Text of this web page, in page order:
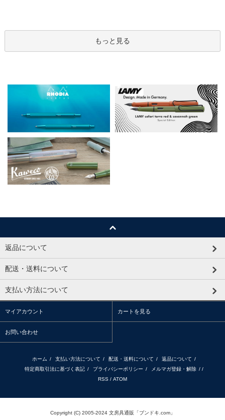
もっと見る
返品について
配送・送料について
支払い方法について
マイアカウント カートを見る
お問い合わせ
ホーム / 支払い方法について / 配送・送料について / 返品について /
特定商取引法に基づく表記 / プライバシーポリシー / メルマガ登録・解除 / /
RSS / ATOM
Copyright (C) 2005-2024 文房具通販「ブンドキ.com」